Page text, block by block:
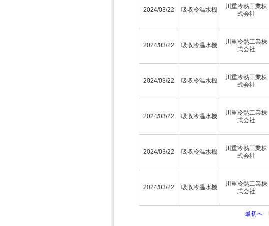
2024/03/22 吸収冷温水機
川重冷熱工業株
式会社
2024/03/22 吸収冷温水機
川重冷熱工業株
式会社
2024/03/22 吸収冷温水機
川重冷熱工業株
式会社
2024/03/22 吸収冷温水機
川重冷熱工業株
式会社
2024/03/22 吸収冷温水機
川重冷熱工業株
式会社
2024/03/22 吸収冷温水機
川重冷熱工業株
式会社
最初へ